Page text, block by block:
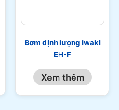
Bơm định lượng Iwaki
EH-F
Xem thêm